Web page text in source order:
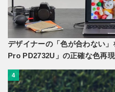
デザイナーの「色が合わない
Pro PD2732U」の正確な色再
4